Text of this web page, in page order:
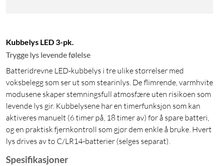
Kubbelys LED 3-pk.
Trygge lys levende følelse
Batteridrevne LED-kubbelys i tre ulike størrelser med
voksbelegg som ser ut som stearinlys. De flimrende, varmhvite
modusene skaper stemningsfull atmosfære uten risikoen som
levende lys gir. Kubbelysene har en timerfunksjon som kan
aktiveres manuelt (6 timer på, 18 timer av) for å spare batteri,
og en praktisk fjernkontroll som gjør dem enkle å bruke. Hvert
lys drives av to C/LR14-batterier (selges separat).
Spesifikasjoner